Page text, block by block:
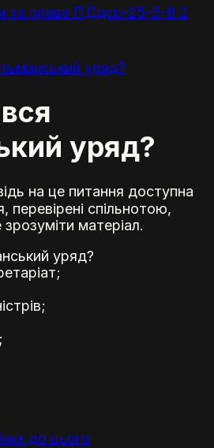
та права ПДдср-25-5-8 2
уряд?
уряд?
на це питання доступна
спільнотою,
матеріал.
уряд?
до цього